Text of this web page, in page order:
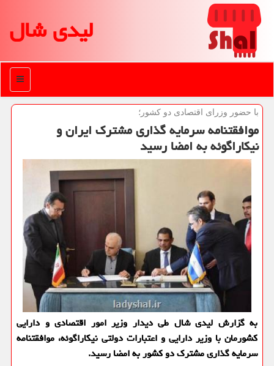
لیدی شال
منو
با حضور وزرای اقتصادی دو كشور؛
موافقتنامه سرمایه گذاری مشترك ایران و
نیكاراگوئه به امضا رسید
به گزارش لیدی شال طی دیدار وزیر امور اقتصادی و دارایی
كشورمان با وزیر دارایی و اعتبارات دولتی نیكاراگوئه، موافقتنامه
سرمایه گذاری مشترك دو كشور به امضا رسید.